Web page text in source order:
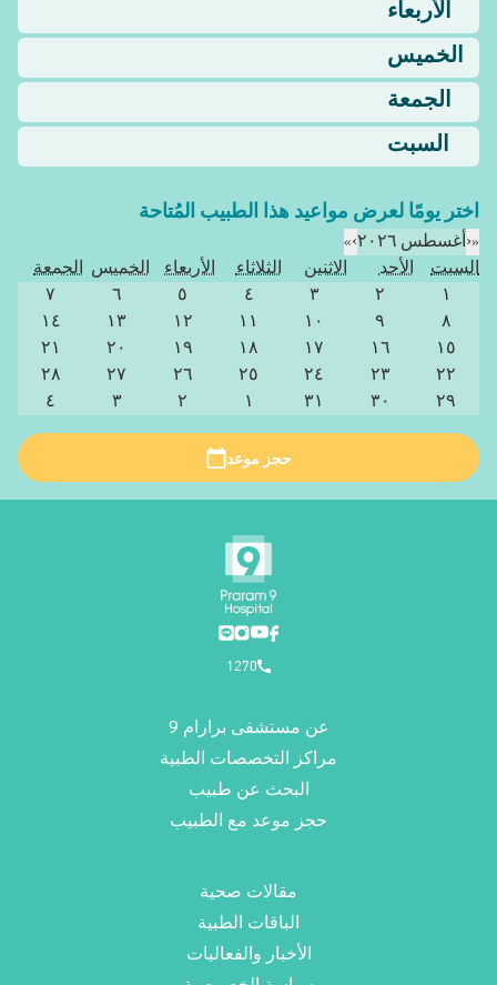
الأربعاء
الخميس
الجمعة
السبت
اختر يومًا لعرض مواعيد هذا الطبيب المُتاحة
«
‹أغسطس ٢٠٢٦ ›
»
السبت
الأحد الاثنين الثلاثاء الأربعاء الخميس الجمعة
١
٢ ٣ ٤ ٥ ٦
٧
٨
٩ ١٠ ١١ ١٢ ١٣
١٤
١٥
١٦ ١٧ ١٨ ١٩ ٢٠
٢١
٢٢
٢٣ ٢٤ ٢٥ ٢٦ ٢٧
٢٨
٢٩
٣٠ ٣١ ١ ٢ ٣ ٤
حجز موعد
1270
عن مستشفى برارام 9
مراكز التخصصات الطبية
البحث عن طبيب
حجز موعد مع الطبيب
مقالات صحية
الباقات الطبية
الأخبار والفعاليات